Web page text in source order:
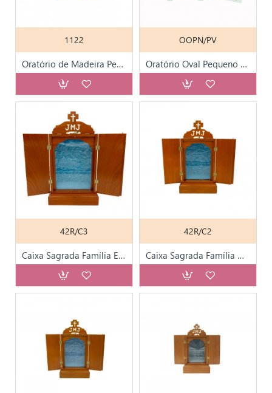
1122
Oratório de Madeira Pequeno nº 2
OOPN/PV
Oratório Oval Pequeno Decorado 49x29,5x16x5 cm
42R/C3
Caixa Sagrada Família Extra Grande
42R/C2
Caixa Sagrada Família Grande